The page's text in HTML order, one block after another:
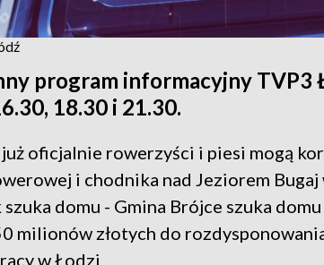
program informacyjny TVP3
18.30 i 21.30.
oficjalnie rowerzyści i piesi mogą
i chodnika nad Jeziorem
szuka domu - Gmina Brójce szuka
milionów złotych do
w Łodzi